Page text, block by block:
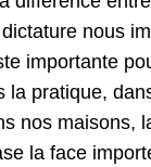
nous
importante
la pratique,
nos maisons,
la face